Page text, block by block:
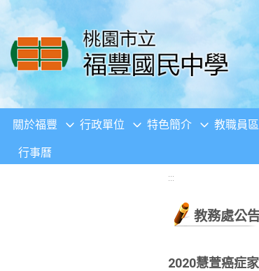
移至網頁之主要內容區位置
關於福豐 行政單位 特色簡介 教職員區
行事曆
:::
教務處公
2020慧萱癌症